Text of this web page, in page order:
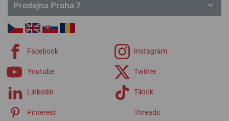
Prodejna Praha 7
Facebook Instagram
Youtube Twitter
Linkedin Tiktok
Pinterest Threads